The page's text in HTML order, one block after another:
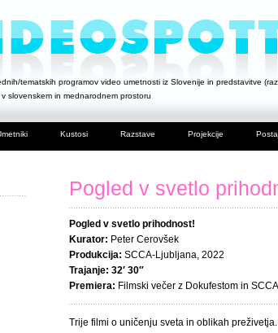
tematskih programov video umetnosti iz Slovenije in predstavitve
slovenskem in mednarodnem prostoru
Kustosi Razstave Projekcije
Pogled v svetlo
Pogled v svetlo prihodnost!
Kurator: Peter Cerovšek
Produkcija: SCCA-Ljubljana, 2022
Trajanje: 32′ 30″
Premiera: Filmski večer z Dokufestom in
Trije filmi o uničenju sveta in oblikah preživetja.